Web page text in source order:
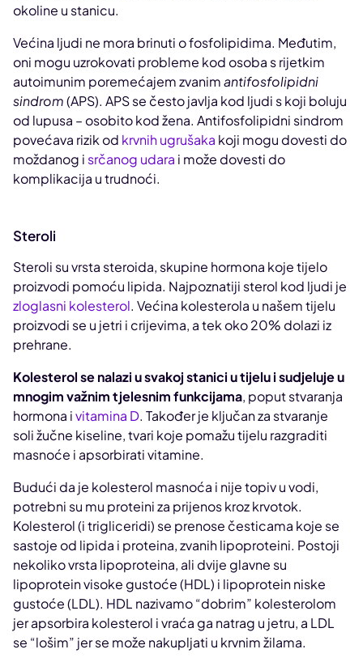
okoline u stanicu.
Većina ljudi ne mora brinuti o fosfolipidima. Međutim,
oni mogu uzrokovati probleme kod osoba s rijetkim
autoimunim poremećajem zvanimantifosfolipidni
sindrom(APS). APS se često javlja kod ljudi s koji boluju
od lupusa – osobito kod žena. Antifosfolipidni sindrom
povećava rizik od krvnih ugrušaka koji mogu dovesti do
moždanog i srčanog udara i može dovesti do
komplikacija u trudnoći.
Steroli
Steroli su vrsta steroida, skupine hormona koje tijelo
proizvodi pomoću lipida. Najpoznatiji sterol kod ljudi je
zloglasni kolesterol. Većina kolesterola u našem tijelu
proizvodi se u jetri i crijevima, a tek oko 20% dolazi iz
prehrane.
Kolesterol se nalazi u svakoj stanici u tijelu i sudjeluje u
mnogim važnim tjelesnim funkcijama, poput stvaranja
hormona ivitamina D. Također je ključan za stvaranje
soli žučne kiseline, tvari koje pomažu tijelu razgraditi
masnoće i apsorbirati vitamine.
Budući da je kolesterol masnoća i nije topiv u vodi,
potrebni su mu proteini za prijenos kroz krvotok.
Kolesterol (i trigliceridi) se prenose česticama koje se
sastoje od lipida i proteina, zvanih lipoproteini. Postoji
nekoliko vrsta lipoproteina, ali dvije glavne su
lipoprotein visoke gustoće (HDL) i lipoprotein niske
gustoće (LDL). HDL nazivamo “dobrim” kolesterolom
jer apsorbira kolesterol i vraća ga natrag u jetru, a LDL
se “lošim” jer se može nakupljati u krvnim žilama.